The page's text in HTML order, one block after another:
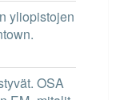
yliopistojen
OSA